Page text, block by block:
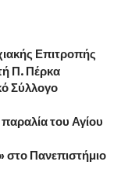
Επιτροπής
Π. Πέρκα
Σύλλογο
του Αγίου
στο Πανεπιστήμιο